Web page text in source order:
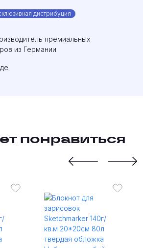
дистрибуция
премиальных
из Германии
понравиться